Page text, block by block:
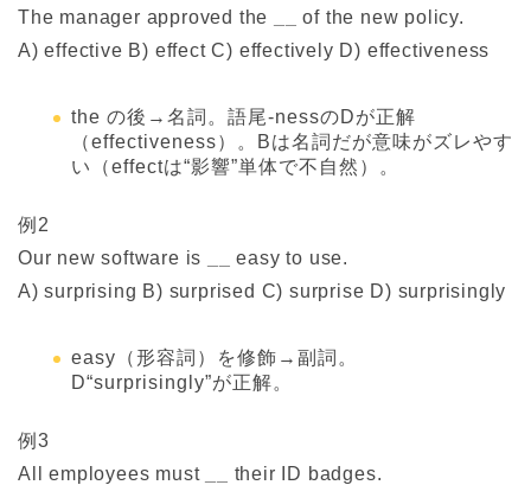
The manager approved the
of the new policy.
A) effective B) effect C) effectively D) effectiveness
the の後→名詞。語尾-nessのDが正解
（effectiveness）。Bは名詞だが意味がズレやす
い（effectは“影響”単体で不自然）。
例2
Our new software is
easy to use.
A) surprising B) surprised C) surprise D) surprisingly
easy（形容詞）を修飾→副詞。
D“surprisingly”が正解。
例3
All employees must
their ID badges.